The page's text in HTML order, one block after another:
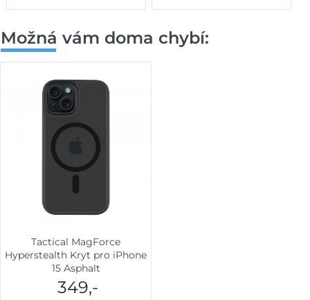
Možná vám doma chybí:
Tactical MagForce
Hyperstealth Kryt pro iPhone
15 Asphalt
349,-